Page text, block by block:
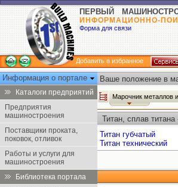
ПЕРВЫЙ
ИНФОРМАЦИОННО-
Форма для связи
Добавить в избранное
Информация о портале
Каталоги предприятий
Предприятия
машиностроения
Поставщики проката,
поковок, отливок
Работы и услуги для
машиностроения
Библиотека портала
Ваше положение в
Марочник металлов
Титан, сплав
Титан губчатый
Титан технический